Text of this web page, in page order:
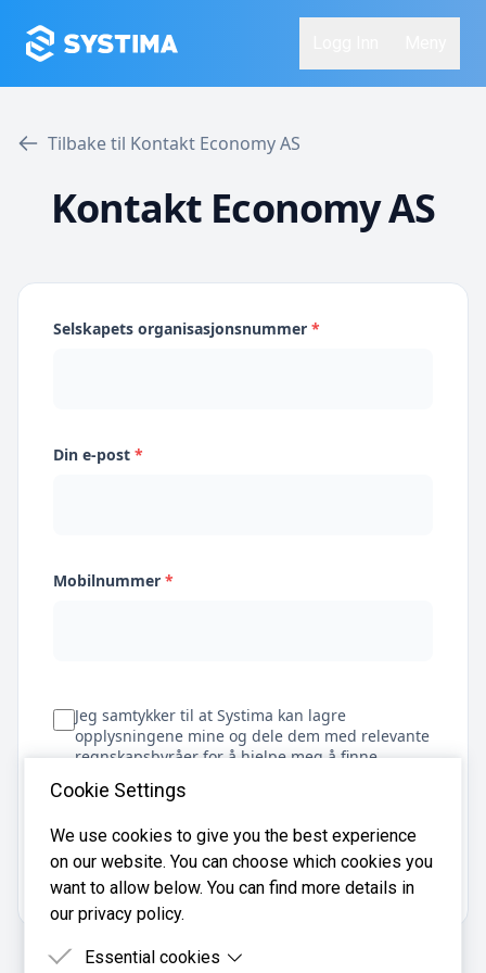
Tilbake til Kontakt Economy AS
Kontakt Economy AS
Selskapets organisasjonsnummer *
Din e-post *
Mobilnummer *
Jeg samtykker til at Systima kan lagre
opplysningene mine og dele dem med relevante
regnskapsbyråer for å hjelpe meg å finne
regnskapsfører
Få tilbud
Cookie Settings
We use cookies to give you the best experience
on our website. You can choose which cookies you
want to allow below. You can find more details in
our privacy policy.
Essential cookies